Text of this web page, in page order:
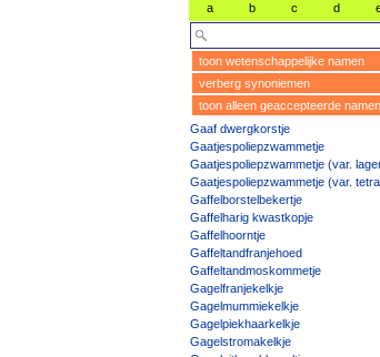
a b c d
toon wetenschappelijke namen
verberg synoniemen
toon alleen geaccepteerde namen
Gaaf dwergkorstje
Gaatjespoliepzwammetje
Gaatjespoliepzwammetje (var.
Gaatjespoliepzwammetje (var.
Gaffelborstelbekertje
Gaffelharig kwastkopje
Gaffelhoorntje
Gaffeltandfranjehoed
Gaffeltandmoskommetje
Gagelfranjekelkje
Gagelmummiekelkje
Gagelpiekhaarkelkje
Gagelstromakelkje